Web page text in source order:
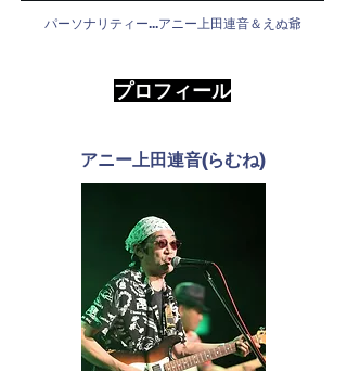
パーソナリティー...アニー上田連音＆えぬ爺
プロフィール
アニー上田連音(らむね)